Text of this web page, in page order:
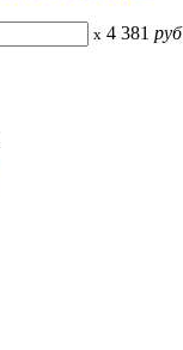
x 4 381 руб